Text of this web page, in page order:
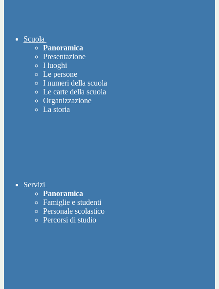
Scuola
Panoramica
Presentazione
I luoghi
Le persone
I numeri della scuola
Le carte della scuola
Organizzazione
La storia
Servizi
Panoramica
Famiglie e studenti
Personale scolastico
Percorsi di studio